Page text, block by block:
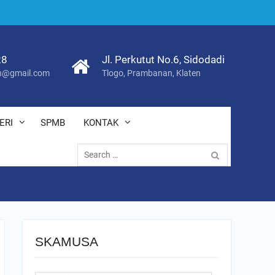
Jl. Perkutut No.6, Sidodadi
Tlogo, Prambanan, Klaten
SPMB KONTAK
Search
for:
SKAMUSA
Search